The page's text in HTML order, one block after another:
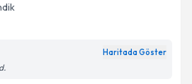
Haritada Göster